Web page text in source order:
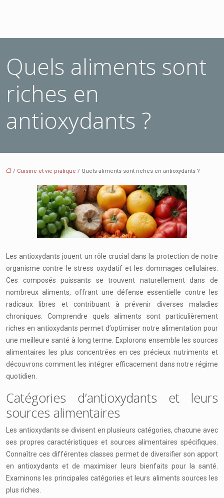
Quels aliments sont
riches en
antioxydants ?
/ Cuisine et vie pratique / Quels aliments sont riches en antioxydants ?
Les antioxydants jouent un rôle crucial dans la protection de notre
organisme contre le stress oxydatif et les dommages cellulaires.
Ces composés puissants se trouvent naturellement dans de
nombreux aliments, offrant une défense essentielle contre les
radicaux libres et contribuant à prévenir diverses maladies
chroniques. Comprendre quels aliments sont particulièrement
riches en antioxydants permet d’optimiser notre alimentation pour
une meilleure santé à long terme. Explorons ensemble les sources
alimentaires les plus concentrées en ces précieux nutriments et
découvrons comment les intégrer efficacement dans notre régime
quotidien.
Catégories d’antioxydants et leurs
sources alimentaires
Les antioxydants se divisent en plusieurs catégories, chacune avec
ses propres caractéristiques et sources alimentaires spécifiques.
Connaître ces différentes classes permet de diversifier son apport
en antioxydants et de maximiser leurs bienfaits pour la santé.
Examinons les principales catégories et leurs aliments sources les
plus riches.